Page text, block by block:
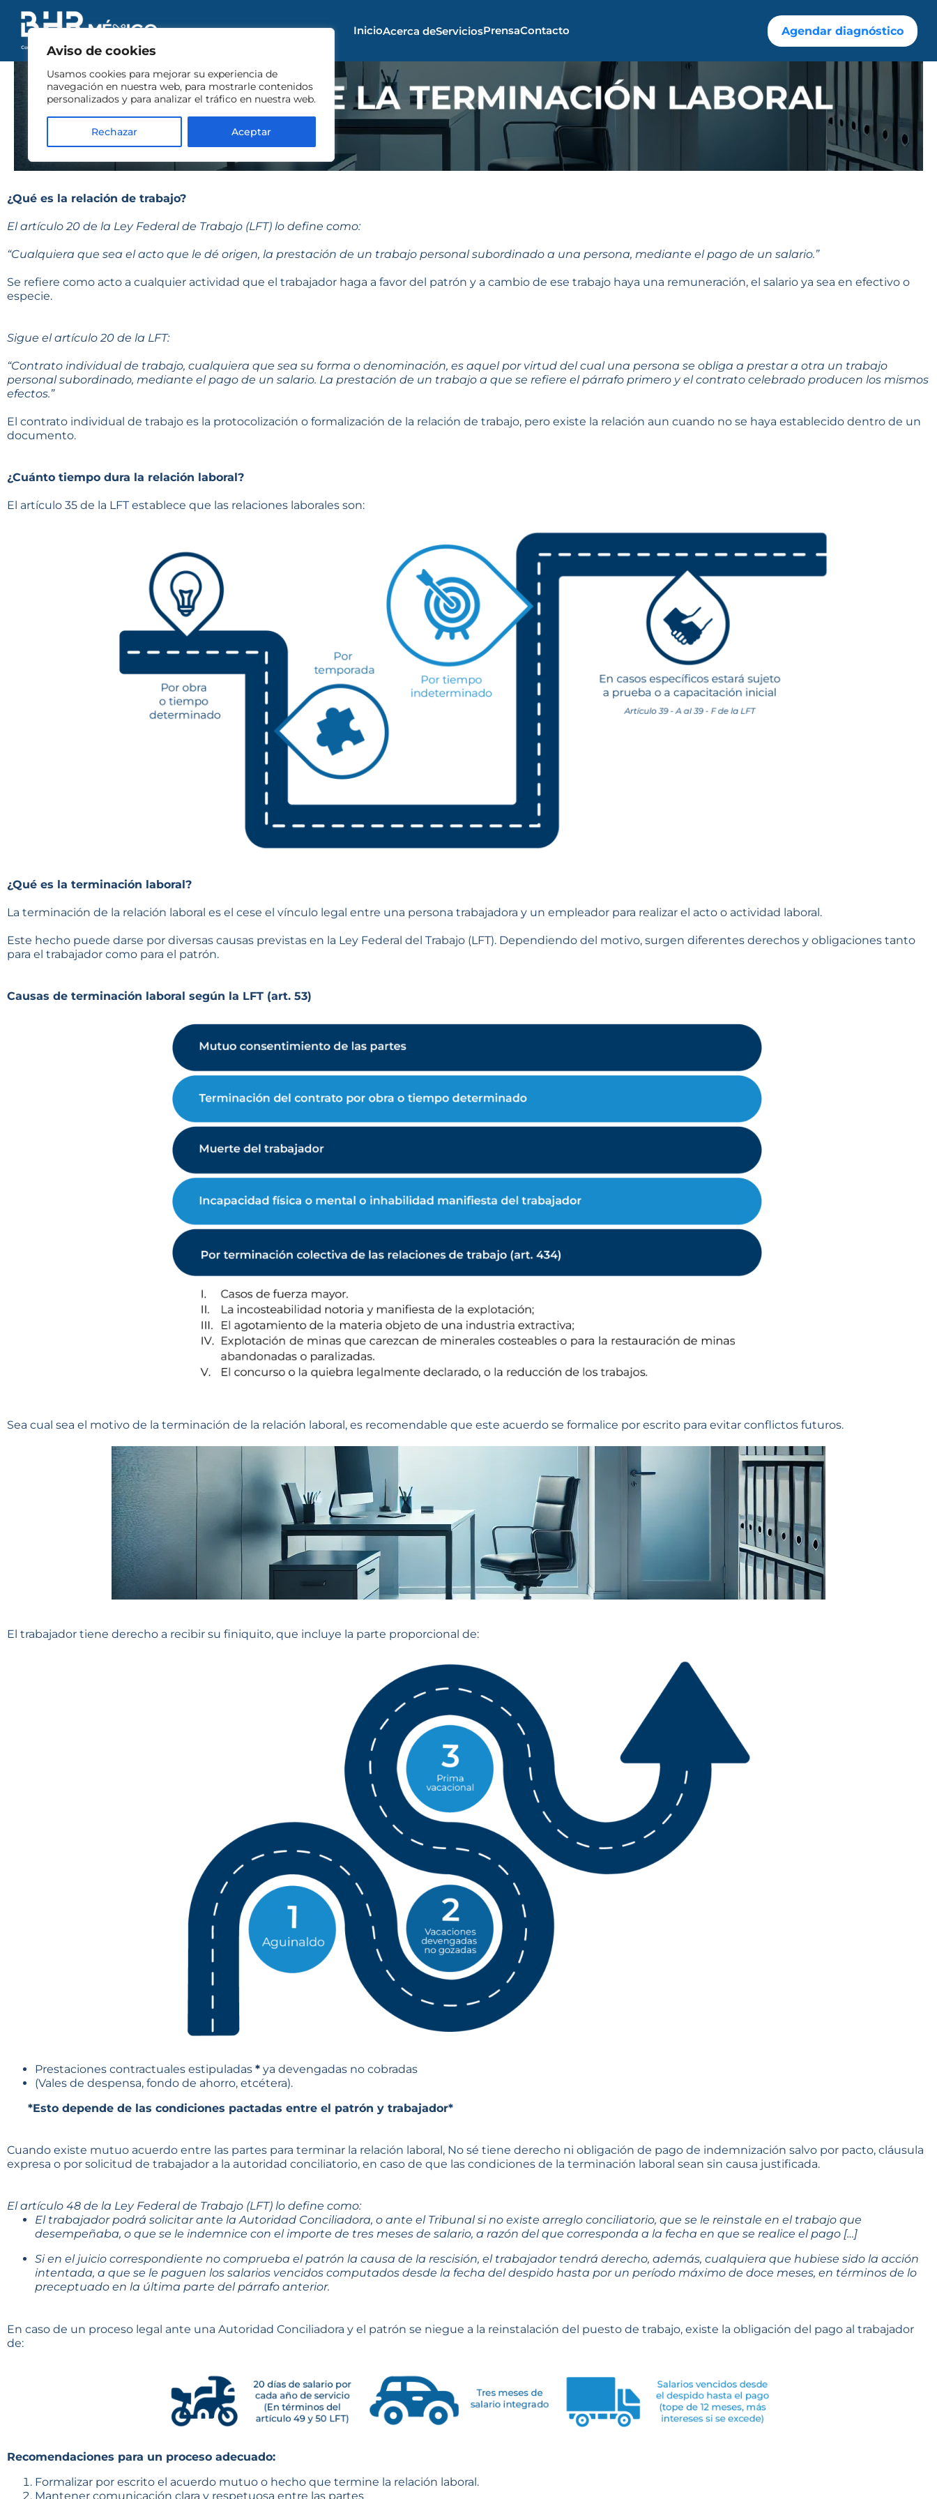
Aviso de cookies
Usamos cookies para mejorar su experiencia de
navegación en nuestra web, para mostrarle contenidos
personalizados y para analizar el tráfico en nuestra web.
Rechazar Aceptar
InicioAcerca deServiciosPrensaContacto Agendar diagnóstico
¿Qué es la relación de trabajo?
El artículo 20 de la Ley Federal de Trabajo (LFT) lo define como:
“Cualquiera que sea el acto que le dé origen, la prestación de un trabajo personal subordinado a una persona, mediante el pago de un salario.”
Se refiere como acto a cualquier actividad que el trabajador haga a favor del patrón y a cambio de ese trabajo haya una remuneración, el salario ya sea en efectivo o
especie.
Sigue el artículo 20 de la LFT:
“Contrato individual de trabajo, cualquiera que sea su forma o denominación, es aquel por virtud del cual una persona se obliga a prestar a otra un trabajo
personal subordinado, mediante el pago de un salario. La prestación de un trabajo a que se refiere el párrafo primero y el contrato celebrado producen los mismos
efectos.”
El contrato individual de trabajo es la protocolización o formalización de la relación de trabajo, pero existe la relación aun cuando no se haya establecido dentro de un
documento.
¿Cuánto tiempo dura la relación laboral?
El artículo 35 de la LFT establece que las relaciones laborales son:
¿Qué es la terminación laboral?
La terminación de la relación laboral es el cese el vínculo legal entre una persona trabajadora y un empleador para realizar el acto o actividad laboral.
Este hecho puede darse por diversas causas previstas en la Ley Federal del Trabajo (LFT). Dependiendo del motivo, surgen diferentes derechos y obligaciones tanto
para el trabajador como para el patrón.
Causas de terminación laboral según la LFT (art. 53)
Sea cual sea el motivo de la terminación de la relación laboral, es recomendable que este acuerdo se formalice por escrito para evitar conflictos futuros.
El trabajador tiene derecho a recibir su finiquito, que incluye la parte proporcional de:
Prestaciones contractuales estipuladas * ya devengadas no cobradas
(Vales de despensa, fondo de ahorro, etcétera).
*Esto depende de las condiciones pactadas entre el patrón y trabajador*
Cuando existe mutuo acuerdo entre las partes para terminar la relación laboral, No sé tiene derecho ni obligación de pago de indemnización salvo por pacto, cláusula
expresa o por solicitud de trabajador a la autoridad conciliatorio, en caso de que las condiciones de la terminación laboral sean sin causa justificada.
El artículo 48 de la Ley Federal de Trabajo (LFT) lo define como:
El trabajador podrá solicitar ante la Autoridad Conciliadora, o ante el Tribunal si no existe arreglo conciliatorio, que se le reinstale en el trabajo que
desempeñaba, o que se le indemnice con el importe de tres meses de salario, a razón del que corresponda a la fecha en que se realice el pago […]
Si en el juicio correspondiente no comprueba el patrón la causa de la rescisión, el trabajador tendrá derecho, además, cualquiera que hubiese sido la acción
intentada, a que se le paguen los salarios vencidos computados desde la fecha del despido hasta por un período máximo de doce meses, en términos de lo
preceptuado en la última parte del párrafo anterior.
En caso de un proceso legal ante una Autoridad Conciliadora y el patrón se niegue a la reinstalación del puesto de trabajo, existe la obligación del pago al trabajador
de:
Recomendaciones para un proceso adecuado:
Formalizar por escrito el acuerdo mutuo o hecho que termine la relación laboral.
Mantener comunicación clara y respetuosa entre las partes